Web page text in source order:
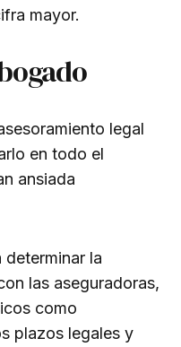
mayor.
legal
en todo el
ansiada
la
las aseguradoras,
como
plazos legales y